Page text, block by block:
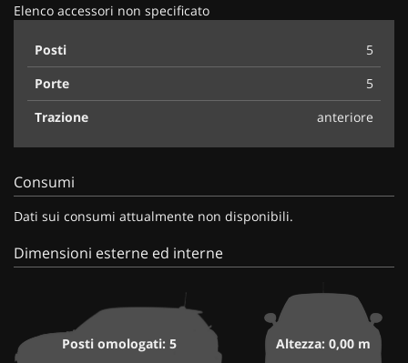
Elenco accessori non specificato
Posti
5
Porte
5
Trazione
anteriore
Consumi
Dati sui consumi attualmente non disponibili.
Dimensioni esterne ed interne
Posti omologati: 5 Altezza: 0,00 m